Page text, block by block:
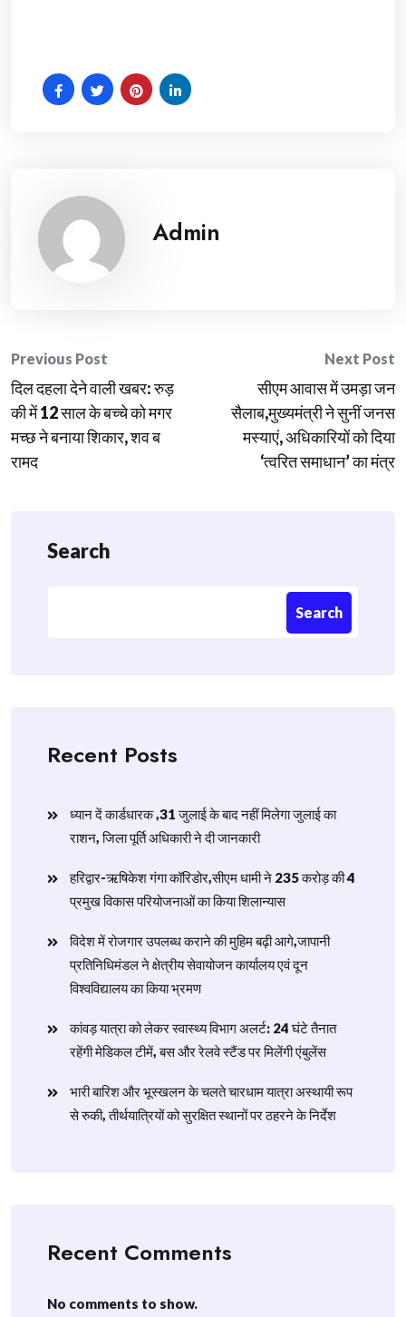
Admin
Post
navigation
Previous Post
दिल दहला देने वाली खबर: रुड़
की में 12 साल के बच्चे को मगर
मच्छ ने बनाया शिकार, शव ब
रामद
Next Post
सीएम आवास में उमड़ा जन
सैलाब,मुख्यमंत्री ने सुनीं जनस
मस्याएं, अधिकारियों को दिया
‘त्वरित समाधान’ का मंत्र
Search
Search
Recent Posts
ध्यान दें कार्डधारक ,31 जुलाई के बाद नहीं मिलेगा जुलाई का
राशन, जिला पूर्ति अधिकारी ने दी जानकारी
हरिद्वार-ऋषिकेश गंगा कॉरिडोर,सीएम धामी ने 235 करोड़ की 4
प्रमुख विकास परियोजनाओं का किया शिलान्यास
विदेश में रोजगार उपलब्ध कराने की मुहिम बढ़ी आगे,जापानी
प्रतिनिधिमंडल ने क्षेत्रीय सेवायोजन कार्यालय एवं दून
विश्वविद्यालय का किया भ्रमण
​कांवड़ यात्रा को लेकर स्वास्थ्य विभाग अलर्ट: 24 घंटे तैनात
रहेंगी मेडिकल टीमें, बस और रेलवे स्टैंड पर मिलेंगी एंबुलेंस
​भारी बारिश और भूस्खलन के चलते चारधाम यात्रा अस्थायी रूप
से रुकी, तीर्थयात्रियों को सुरक्षित स्थानों पर ठहरने के निर्देश
Recent Comments
No comments to show.